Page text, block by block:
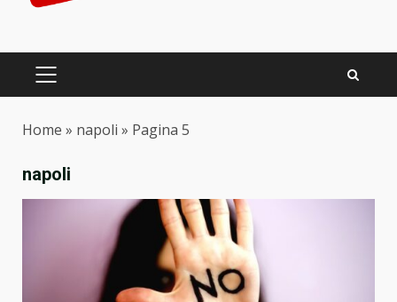
PRIMARY
Home » napoli » Pagina 5
napoli